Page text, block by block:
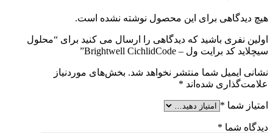
هیچ دیدگاهی برای این محصول نوشته نشده است.
اولین نفری باشید که دیدگاهی را ارسال می کنید برای “محلول
سیچلاید کد برایت ول – Brightwell CichlidCode”
نشانی ایمیل شما منتشر نخواهد شد. بخش‌های موردنیاز
علامت‌گذاری شده‌اند *
امتیاز شما *
دیدگاه شما *